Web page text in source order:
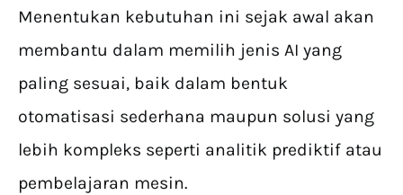
Menentukan kebutuhan ini sejak awal akan
membantu dalam memilih jenis AI yang
paling sesuai, baik dalam bentuk
otomatisasi sederhana maupun solusi yang
lebih kompleks seperti analitik prediktif atau
pembelajaran mesin.